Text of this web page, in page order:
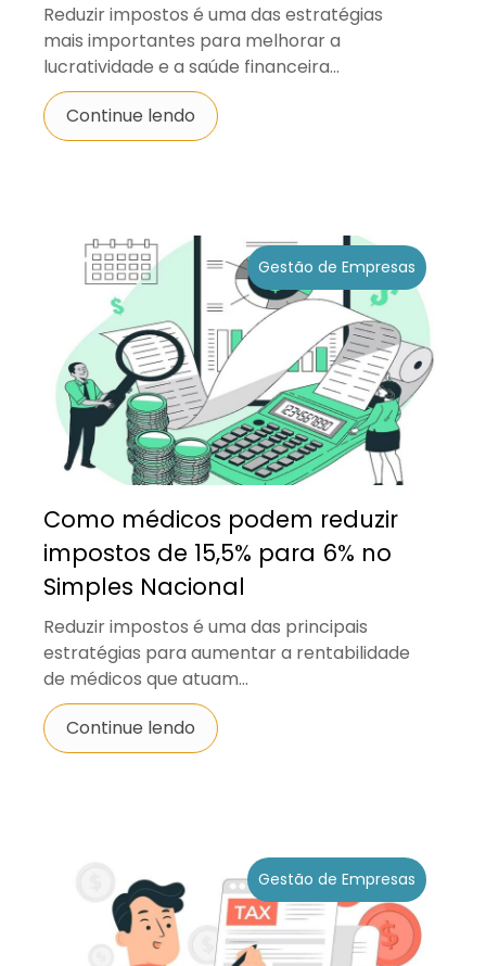
Reduzir impostos é uma das estratégias
mais importantes para melhorar a
lucratividade e a saúde financeira...
Continue lendo
Gestão de Empresas
Como médicos podem reduzir
impostos de 15,5% para 6% no
Simples Nacional
Reduzir impostos é uma das principais
estratégias para aumentar a rentabilidade
de médicos que atuam...
Continue lendo
Gestão de Empresas